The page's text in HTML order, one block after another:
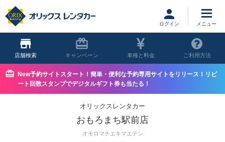
ログイン
店舗 キャンペーン 車種と料金 ご利用方法
New予約サイトスタート！簡単・便利な予約専用サイトをリリース！リピ
ート回数スタンプでデジタルギフト券も当たる！
オリックスレンタカー
おもろまち駅前店
オモロマチエキマエテン